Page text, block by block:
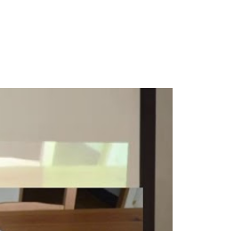
會」—林必能神
【信仰之旅】第
十集：「逾越奧
蹟」— 錢玲珠老
師